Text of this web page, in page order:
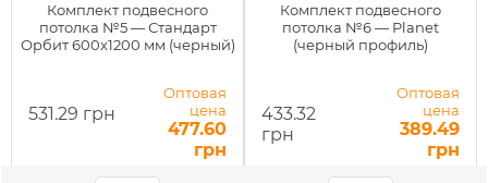
Комплект подвесного
потолка №5 — Стандарт
Орбит 600x1200 мм (черный)
531.29 грн
Оптовая
цена
477.60
грн
Комплект подвесного
потолка №6 — Planet
(черный профиль)
433.32
грн
Оптовая
цена
389.49
грн